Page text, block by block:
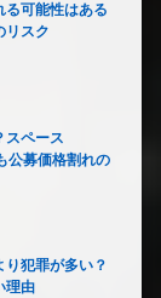
る可能性はある
リスク
スペース
公募価格割れの
り犯罪が多い？
理由